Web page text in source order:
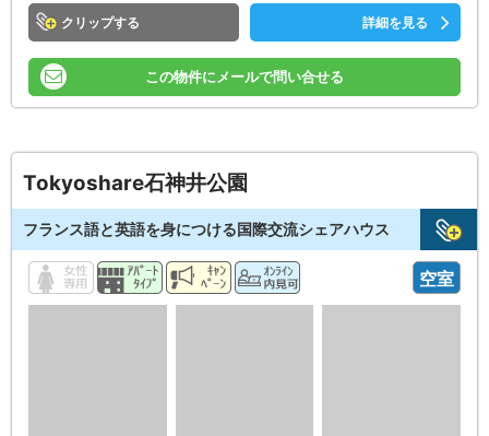
クリップ 詳細を見る
この物件にメールで問い合せる
Tokyoshare石神井公園
フランス語と英語を身につける国際交流シェアハウス
空室